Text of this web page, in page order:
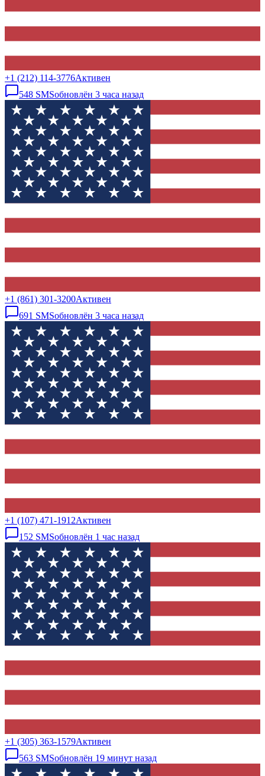
+1 (212) 114-3776Активен
548 SMSобновлён 3 часа назад
+1 (861) 301-3200Активен
691 SMSобновлён 3 часа назад
+1 (107) 471-1912Активен
152 SMSобновлён 1 час назад
+1 (305) 363-1579Активен
563 SMSобновлён 19 минут назад